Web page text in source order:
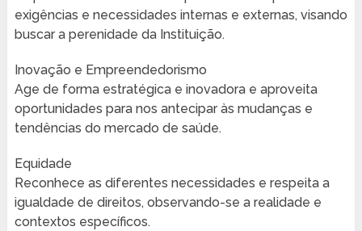
exigências e necessidades internas e externas, visando
buscar a perenidade da Instituição.
Inovação e Empreendedorismo
Age de forma estratégica e inovadora e aproveita
oportunidades para nos antecipar às mudanças e
tendências do mercado de saúde.
Equidade
Reconhece as diferentes necessidades e respeita a
igualdade de direitos, observando-se a realidade e
contextos específicos.